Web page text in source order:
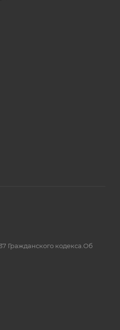
Гражданского кодекса.Об